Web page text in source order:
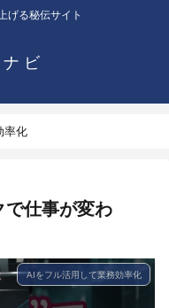
げる秘伝サイト
ビ
率化
で仕事が変わ
AIをフル活用して業務効率化